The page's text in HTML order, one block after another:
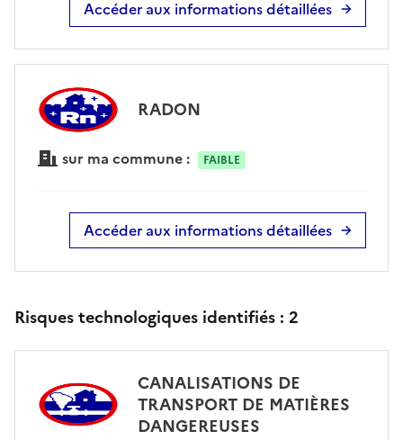
Accéder aux informations détaillées
RADON
sur ma commune : FAIBLE
Accéder aux informations détaillées
Risques technologiques identifiés : 2
CANALISATIONS DE
TRANSPORT DE MATIÈRES
DANGEREUSES